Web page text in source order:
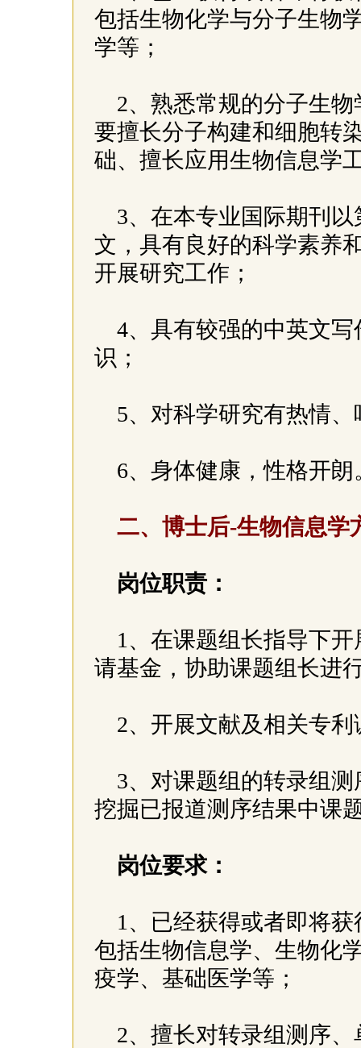
包括生物化学与分子生物
学等；
2、熟悉常规的分子生
要擅长分子构建和细胞转
础、擅长应用生物信息学
3、在本专业国际期刊
文，具有良好的科学素养
开展研究工作；
4、具有较强的中英文
识；
5、对科学研究有热情
6、身体健康，性格开
二、博士后-生物信息学
岗位职责：
1、在课题组长指导下
请基金，协助课题组长进
2、开展文献及相关专
3、对课题组的转录组
挖掘已报道测序结果中课
岗位要求：
1、已经获得或者即将
包括生物信息学、生物化
疫学、基础医学等；
2、擅长对转录组测序